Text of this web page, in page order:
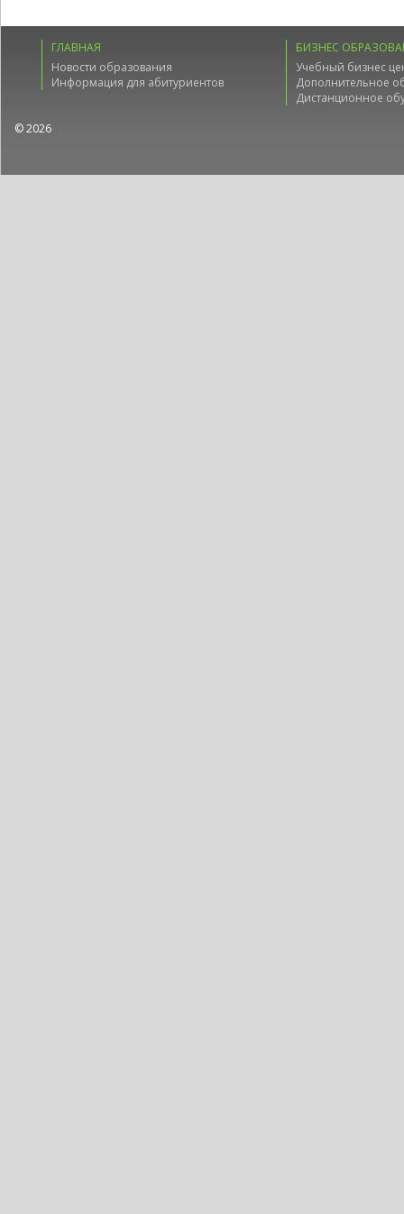
ГЛАВНАЯ
Новости образования
Информация для абитуриентов
БИЗНЕС
Учебный бизнес
Дополнительное
Дистанционное
© 2026